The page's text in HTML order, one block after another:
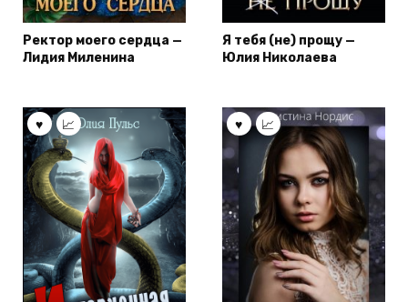
Ректор моего сердца —
Лидия Миленина
Я тебя (не) прощу —
Юлия Николаева